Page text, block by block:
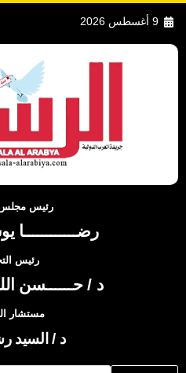
9 أغسطس 2026
رئيس مجلس
رضــــــــــــا
رئيس
د / حــــــسن
مستشار
د / السيد